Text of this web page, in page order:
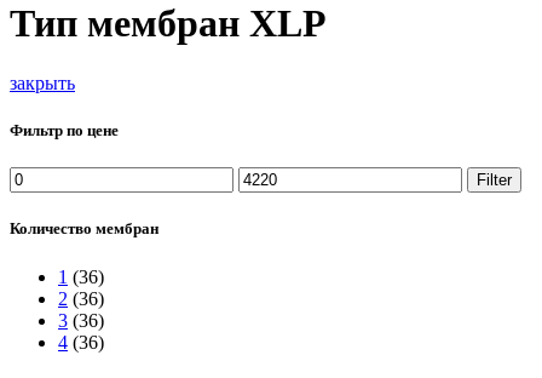
Тип мембран XLP
закрыть
Фильтр по цене
Min
price
Max
price
Filter
Количество мембран
1 (36)
2 (36)
3 (36)
4 (36)